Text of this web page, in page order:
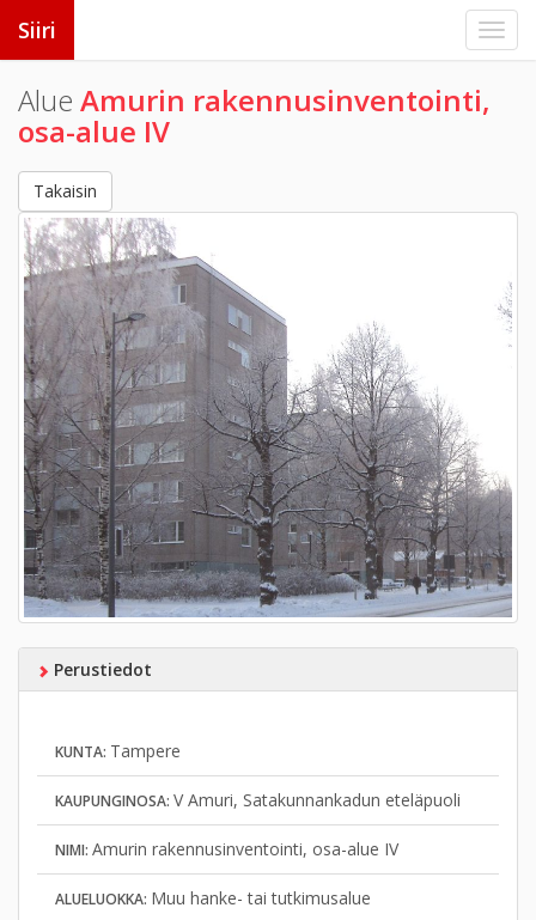
Siiri
Alue Amurin rakennusinventointi,
osa-alue IV
Takaisin
Perustiedot
KUNTA: Tampere
KAUPUNGINOSA: V Amuri, Satakunnankadun eteläpuoli
NIMI: Amurin rakennusinventointi, osa-alue IV
ALUELUOKKA: Muu hanke- tai tutkimusalue